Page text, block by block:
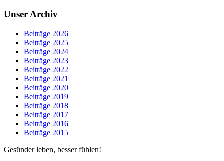
Unser Archiv
Beiträge 2026
Beiträge 2025
Beiträge 2024
Beiträge 2023
Beiträge 2022
Beiträge 2021
Beiträge 2020
Beiträge 2019
Beiträge 2018
Beiträge 2017
Beiträge 2016
Beiträge 2015
Gesünder leben, besser fühlen!